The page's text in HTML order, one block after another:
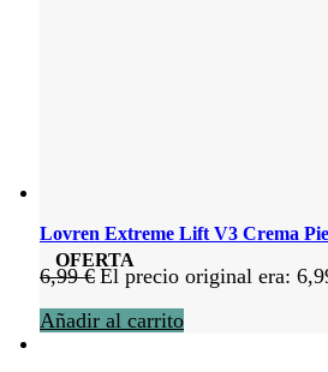
OFERTA
Lovren Extreme Lift V3 Crema
6,99€ El precio original era:
Añadir al carrito